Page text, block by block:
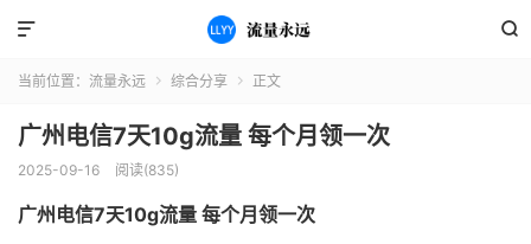


当前位置： 流量永远  综合分享  正文
广州电信7天10g流量 每个月领一次
2025-09-16 阅读(835)
广州电信7天10g流量 每个月领一次